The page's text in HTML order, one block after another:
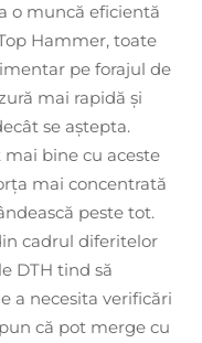
o muncă eficientă
Hammer, toate
pe forajul de
mai rapidă și
se aștepta.
mai bine cu aceste
mai concentrată
peste tot.
cadrul diferitelor
DTH tind să
a necesita verificări
că pot merge cu